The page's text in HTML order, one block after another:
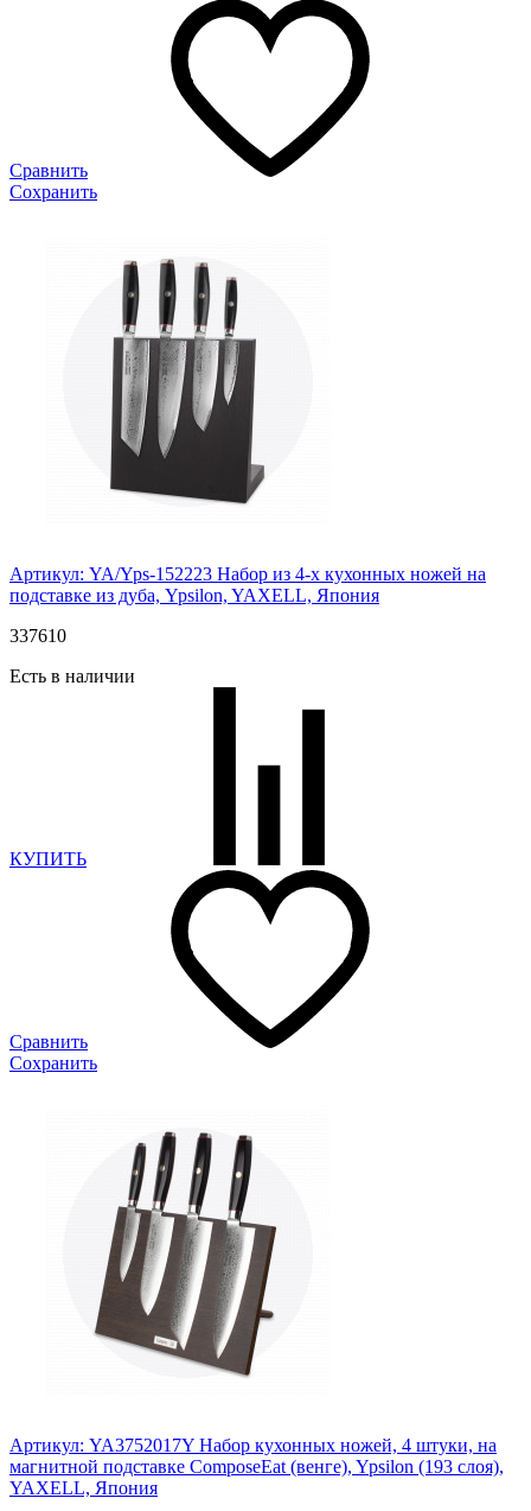
Сравнить
Сохранить
Артикул: YA/Yps-152223 Набор из 4-х кухонных ножей на
подставке из дуба, Ypsilon, YAXELL, Япония
337610
Есть в наличии
КУПИТЬ
Сравнить
Сохранить
Артикул: YA3752017Y Набор кухонных ножей, 4 штуки, на
магнитной подставке ComposeEat (венге), Ypsilon (193 слоя),
YAXELL, Япония